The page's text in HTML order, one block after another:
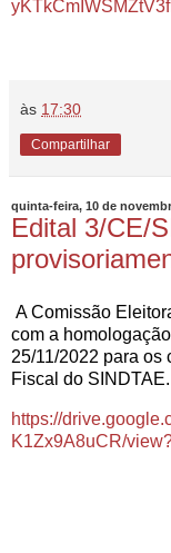
às 17:30
Compartilhar
quinta-feira, 10 de
Edital 3/CE/
A Comissão
com a
25/11/2022 para os
Fiscal do
https://
K1Zx9A8uCR/